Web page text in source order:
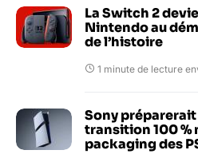
La Switch 2
Nintendo au
de l’histoire
1 minute de lecture
Sony préparerait
transition 100 %
packaging des